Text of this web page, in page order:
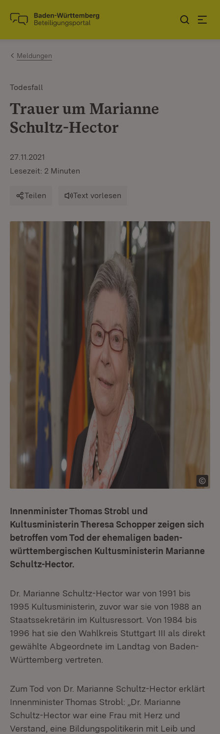
Zum Inhalt springen
Link zur Startseite
Meldungen
Todesfall
Trauer um Marianne
Schultz-Hector
27.11.2021
Lesezeit: 2 Minuten
Teilen Text vorlesen
Innenminister Thomas Strobl und
Kultusministerin Theresa Schopper zeigen sich
betroffen vom Tod der ehemaligen baden-
württembergischen Kultusministerin Marianne
Schultz-Hector.
Dr. Marianne Schultz-Hector war von 1991 bis
1995 Kultusministerin, zuvor war sie von 1988 an
Staatssekretärin im Kultusressort. Von 1984 bis
1996 hat sie den Wahlkreis Stuttgart III als direkt
gewählte Abgeordnete im Landtag von Baden-
Württemberg vertreten.
Zum Tod von Dr. Marianne Schultz-Hector erklärt
Innenminister Thomas Strobl: „Dr. Marianne
Schultz-Hector war eine Frau mit Herz und
Verstand, eine Bildungspolitikerin mit Leib und